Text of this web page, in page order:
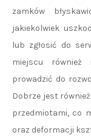
zamków
jakiekolwiek
lub zgłosić do
miejscu również
prowadzić do
Dobrze jest
przedmiotami, co
oraz deformacji